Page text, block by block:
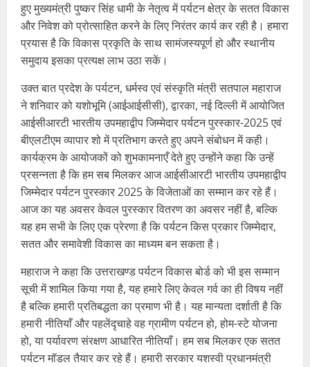
हुए मुख्यमंत्री पुष्कर सिंह धामी के नेतृत्व में पर्यटन क्षेत्र के सतत विकास
और निवेश को प्रोत्साहित करने के लिए निरंतर कार्य कर रही है। हमारा
प्रयास है कि विकास प्रकृति के साथ सामंजस्यपूर्ण हो और स्थानीय
समुदाय इसका प्रत्यक्ष लाभ उठा सकें।
उक्त बात प्रदेश के पर्यटन, धर्मस्व एवं संस्कृति मंत्री सतपाल महाराज
ने शनिवार को यशोभूमि (आईआईसीसी), द्वारका, नई दिल्ली में आयोजित
आईसीआरटी भारतीय उपमहाद्वीप जिम्मेदार पर्यटन पुरस्कार-2025 एवं
बीएलटीएम व्यापार शो में प्रतिभाग करते हुए अपने संबोधन में कही।
कार्यक्रम के आयोजकों को शुभकामनाएँ देते हुए उन्होंने कहा कि उन्हें
प्रसन्नता है कि हम सब मिलकर आज आईसीआरटी भारतीय उपमहाद्वीप
जिम्मेदार पर्यटन पुरस्कार 2025 के विजेताओं का सम्मान कर रहे हैं।
आज का यह अवसर केवल पुरस्कार वितरण का अवसर नहीं है, बल्कि
यह हम सभी के लिए एक प्रेरणा है कि पर्यटन किस प्रकार जिम्मेदार,
सतत और समावेशी विकास का माध्यम बन सकता है।
महाराज ने कहा कि उत्तराखण्ड पर्यटन विकास बोर्ड को भी इस सम्मान
सूची में शामिल किया गया है, यह हमारे लिए केवल गर्व का ही विषय नहीं
है बल्कि हमारी प्रतिबद्धता का प्रमाण भी है। यह मान्यता दर्शाती है कि
हमारी नीतियाँ और पहलेंदृचाहे वह ग्रामीण पर्यटन हो, होम-स्टे योजना
हो, या पर्यावरण संरक्षण आधारित नीतियाँ। हम सब मिलकर एक सतत
पर्यटन मॉडल तैयार कर रहे हैं। हमारी सरकार यशस्वी प्रधानमंत्री